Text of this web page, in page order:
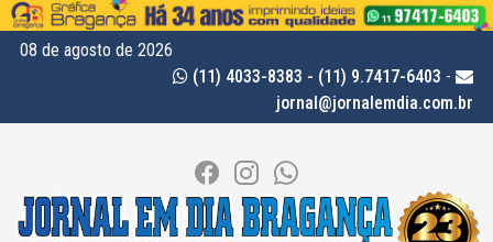
08 de agosto de 2026
(11) 4033-8383 - (11) 9.7417-6403 -
jornal@jornalemdia.com.br